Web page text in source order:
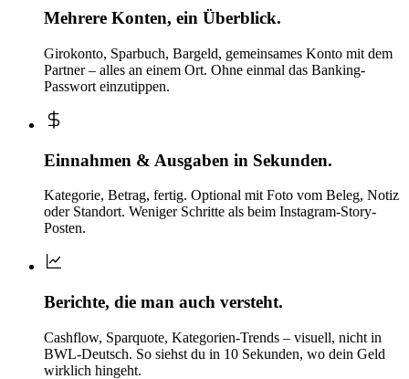
Mehrere Konten, ein Überblick.
Girokonto, Sparbuch, Bargeld, gemeinsames Konto mit dem
Partner – alles an einem Ort. Ohne einmal das Banking-
Passwort einzutippen.
Einnahmen & Ausgaben in Sekunden.
Kategorie, Betrag, fertig. Optional mit Foto vom Beleg, Notiz
oder Standort. Weniger Schritte als beim Instagram-Story-
Posten.
Berichte, die man auch versteht.
Cashflow, Sparquote, Kategorien-Trends – visuell, nicht in
BWL-Deutsch. So siehst du in 10 Sekunden, wo dein Geld
wirklich hingeht.